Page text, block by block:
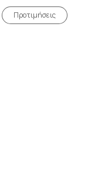
και τις
Προτιμήσεις